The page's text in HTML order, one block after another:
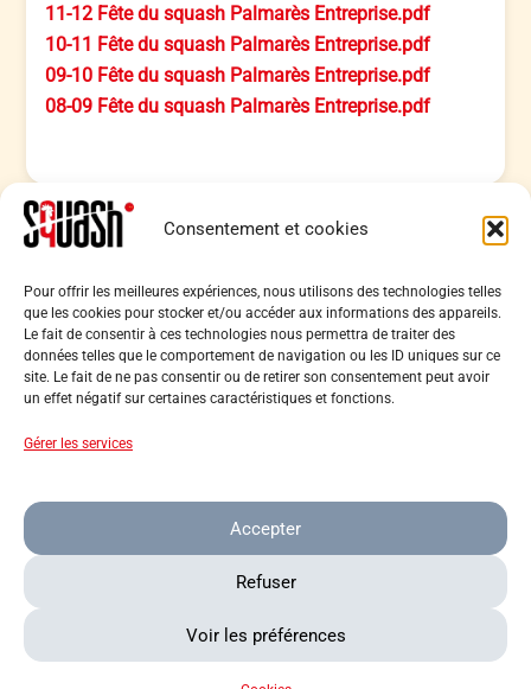
Consentement et cookies
Pour offrir les meilleures expériences, nous utilisons des technologies telles
que les cookies pour stocker et/ou accéder aux informations des appareils.
Le fait de consentir à ces technologies nous permettra de traiter des
données telles que le comportement de navigation ou les ID uniques sur ce
site. Le fait de ne pas consentir ou de retirer son consentement peut avoir
un effet négatif sur certaines caractéristiques et fonctions.
Gérer les services
Accepter
Refuser
Voir les préférences
11-12 Fête du squash Palmarès Entreprise.pdf
10-11 Fête du squash Palmarès Entreprise.pdf
09-10 Fête du squash Palmarès Entreprise.pdf
08-09 Fête du squash Palmarès Entreprise.pdf
Back
To
Top
Ligue de Squash Île-de-France
9 place du Général Beuret, 75015 Paris
Tél. :01 40 56 03 22
Nous contacter
Mentions légales Cookies
IDF Squash»Sections sportives»Entreprises